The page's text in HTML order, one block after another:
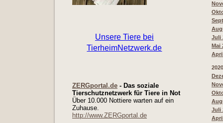
ZERGportal.de - Das soziale
Tierschutznetzwerk für Tiere in Not
Über 10.000 Nottiere warten auf ein
Zuhause.
http://www.ZERGportal.de
Juli
Mai
2020
Juli